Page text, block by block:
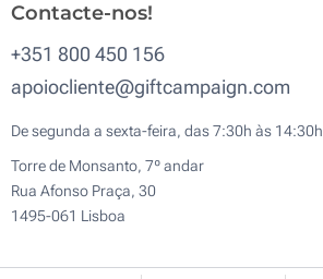
Contacte-nos!
+351 800 450 156
apoiocliente@giftcampaign.com
De segunda a sexta-feira, das 7:30h às 14:30h
Torre de Monsanto, 7º andar
Rua Afonso Praça, 30
1495-061 Lisboa